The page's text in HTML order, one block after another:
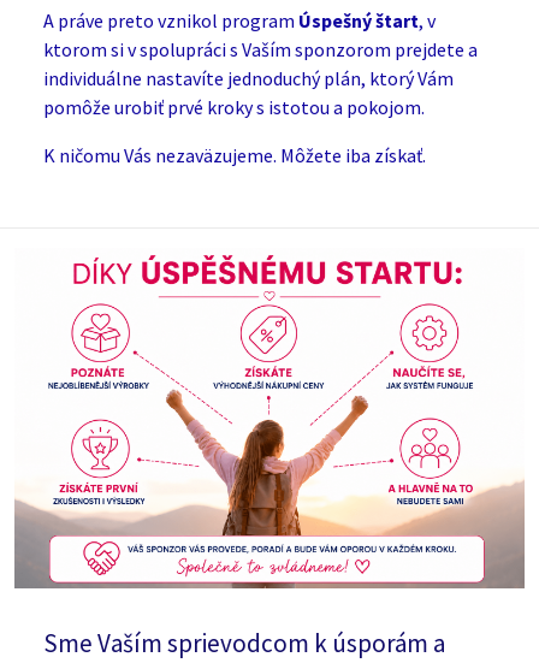
A práve preto vznikol program Úspešný štart, v
ktorom si v spolupráci s Vaším sponzorom prejdete a
individuálne nastavíte jednoduchý plán, ktorý Vám
pomôže urobiť prvé kroky s istotou a pokojom.
K ničomu Vás nezaväzujeme. Môžete iba získať.
Sme Vaším sprievodcom k úsporám a